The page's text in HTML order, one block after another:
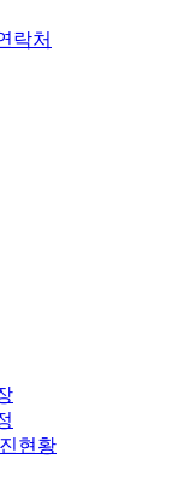
락처
현황